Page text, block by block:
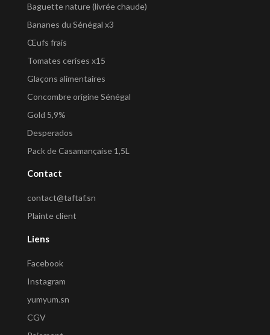
Baguette nature (livrée chaude)
Bananes du Sénégal x3
Œufs frais
Tomates cerises x15
Glaçons alimentaires
Concombre origine Sénégal
Gold 5,9%
Desperados
Pack de Casamançaise 1,5L
Contact
contact@taftaf.sn
Plainte client
Liens
Facebook
Instagram
yumyum.sn
CGV